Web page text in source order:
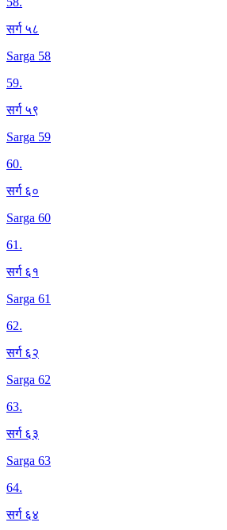
सर्ग ५८
Sarga 58
59.
सर्ग ५९
Sarga 59
60.
सर्ग ६०
Sarga 60
61.
सर्ग ६१
Sarga 61
62.
सर्ग ६२
Sarga 62
63.
सर्ग ६३
Sarga 63
64.
सर्ग ६४